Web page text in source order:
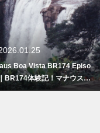
Boa Vista BR174 Episo
体験記！マナウスー
リータ島走破記録⑧